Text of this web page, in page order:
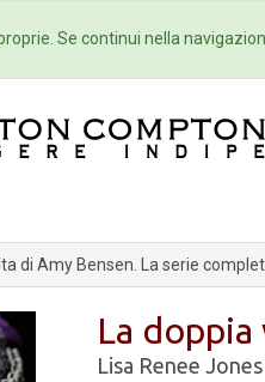
Autori Eventi
di Amy Bensen. La serie
La
Lisa Renee Jones
Se continui nella